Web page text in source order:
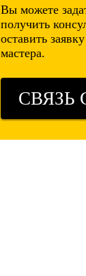
Вы можете
получить
оставить
мастера.
СВЯЗЬ